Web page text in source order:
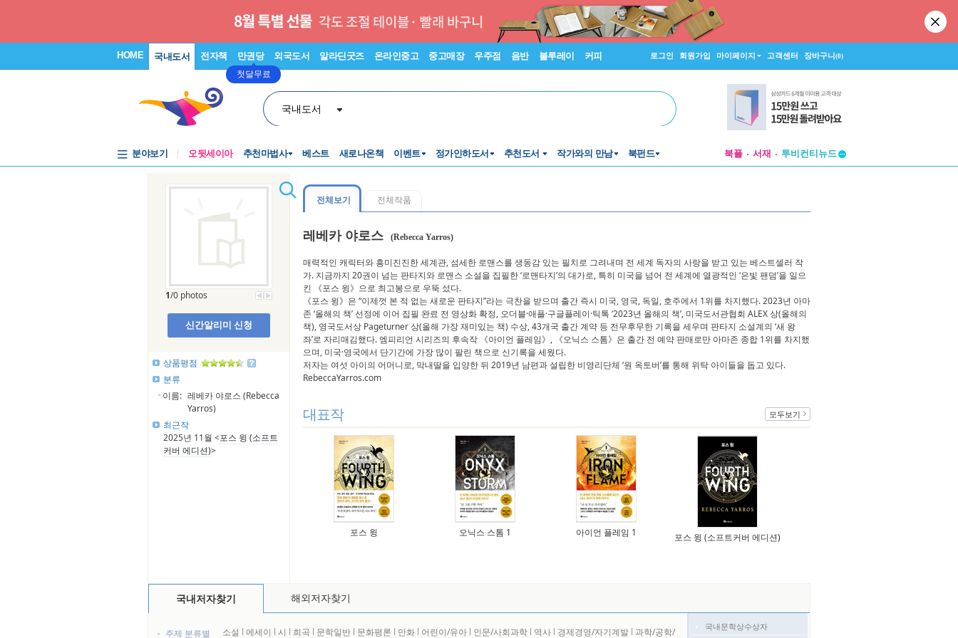
HOME 국내도서 전자책 만권당
첫달무료
외국도서 알라딘굿즈 온라인중고 중고매장 우주점 음반 블루레이 커피 로그인 회원가입 마이페이지 고객센터 장바구니(0)
국내도서
분야보기 오뒷세이아 추천마법사 베스트 새로나온책 이벤트 정가인하도서 추천도서 작가와의 만남 북펀드 북플 서재
투비컨티뉴드
1/0 photos
신간알리미 신청
상품평점
분류
이름: 레베카 야로스 (Rebecca
Yarros)
최근작
2025년 11월 <포스 윙 (소프트
커버 에디션)>
전체보기 전체작품
레베카 야로스 (Rebecca Yarros)
매력적인 캐릭터와 흥미진진한 세계관, 섬세한 로맨스를 생동감 있는 필치로 그려내며 전 세계 독자의 사랑을 받고 있는 베스트셀러 작
가. 지금까지 20권이 넘는 판타지와 로맨스 소설을 집필한 ‘로맨타지’의 대가로, 특히 미국을 넘어 전 세계에 열광적인 ‘은빛 팬덤’을 일으
킨 《포스 윙》으로 최고봉으로 우뚝 섰다.
《포스 윙》은 “이제껏 본 적 없는 새로운 판타지”라는 극찬을 받으며 출간 즉시 미국, 영국, 독일, 호주에서 1위를 차지했다. 2023년 아마
존 ‘올해의 책’ 선정에 이어 집필 완료 전 영상화 확정, 오더블·애플·구글플레이·틱톡 ‘2023년 올해의 책’, 미국도서관협회 ALEX 상(올해의
책), 영국도서상 Pageturner 상(올해 가장 재미있는 책) 수상, 43개국 출간 계약 등 전무후무한 기록을 세우며 판타지 소설계의 ‘새 왕
좌’로 자리매김했다. 엠피리언 시리즈의 후속작 《아이언 플레임》, 《오닉스 스톰》은 출간 전 예약 판매로만 아마존 종합 1위를 차지했
으며, 미국·영국에서 단기간에 가장 많이 팔린 책으로 신기록을 세웠다.
저자는 여섯 아이의 어머니로, 막내딸을 입양한 뒤 2019년 남편과 설립한 비영리단체 ‘원 옥토버’를 통해 위탁 아이들을 돕고 있다.
RebeccaYarros.com
대표작 모두보기
포스 윙 오닉스 스톰 1 아이언 플레임 1 포스 윙 (소프트커버 에디션)
국내저자찾기 해외저자찾기
주제 분류별 소설 l 에세이 l 시 l 희곡 l 문학일반 l 문화평론 l 만화 l 어린이/유아 l 인문/사회과학 l 역사 l 경제경영/자기계발 l 과학/공학/ 국내문학상수상자